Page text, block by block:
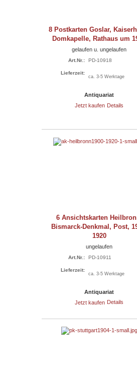
8 Postkarten Goslar,
Domkapelle, Rathaus um
gelaufen u. ungelaufen
Art.Nr.: PD-10918
Lieferzeit:
ca. 3-5 Werktage
Antiquariat
Jetzt kaufen Details
6 Ansichtskarten
Bismarck-Denkmal, Post,
1920
ungelaufen
Art.Nr.: PD-10911
Lieferzeit:
ca. 3-5 Werktage
Antiquariat
Jetzt kaufen Details